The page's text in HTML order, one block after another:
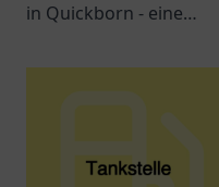
in Quickborn - eine
Reisende und
und Erreichbarkeit.